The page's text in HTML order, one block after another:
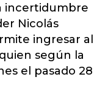
incertidumbre
Nicolás
ingresar al
según la
el pasado 28